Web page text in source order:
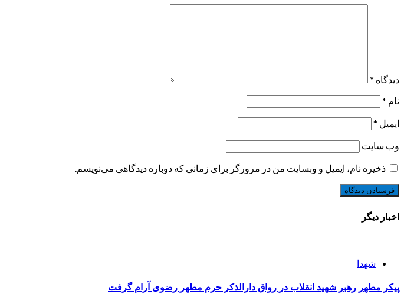
دیدگاه *
نام *
ایمیل *
وب‌ سایت
ذخیره نام، ایمیل و وبسایت من در مرورگر برای زمانی که دوباره دیدگاهی می‌نویسم.
اخبار دیگر
شهدا
پیکر مطهر رهبر شهید انقلاب در رواق دارالذکر حرم مطهر رضوی آرام گرفت